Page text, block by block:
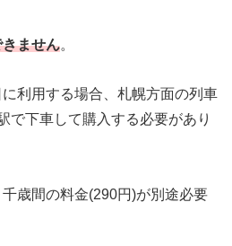
ません。
利用する場合、札幌方面の列車
で下車して購入する必要があり
歳間の料金(290円)が別途必要